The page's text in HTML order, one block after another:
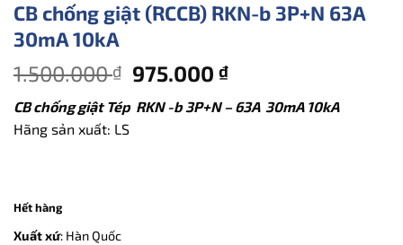
CB chống giật (RCCB) RKN-b 3P+N 63A
30mA 10kA
1.500.000₫ Giá
là:
975.000₫Giá
tại
CB chống giật Tép RKN -b 3P+N – 63A 30mA 10kA
Hãng sản xuất: LS
Hết hàng
Xuất xứ: Hàn Quốc